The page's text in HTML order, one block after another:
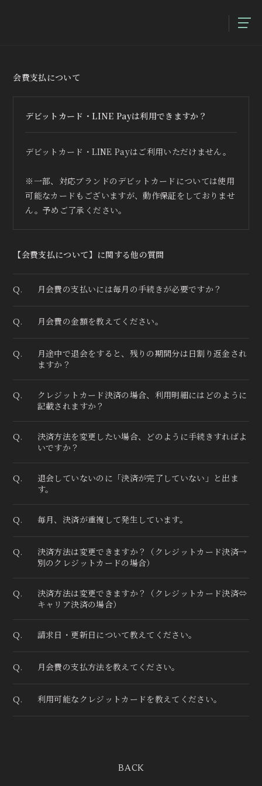
会費支払について
デビットカード・LINE Payは利用できますか？
デビットカード・LINE Payはご利用いただけません。
※一部、対応ブランドのデビットカードについては使用
可能なカードもございますが、動作保証をしておりませ
ん。予めご了承ください。
【会費支払について】に関する他の質問
Q. 月会費の支払いには毎月の手続きが必要ですか？
Q. 月会費の金額を教えてください。
Q.
月途中で退会をすると、残りの期間分は日割り返金され
ますか？
Q.
クレジットカード決済の場合、利用明細にはどのように
記載されますか？
Q.
決済方法を変更したい場合、どのように手続きすればよ
いですか？
Q.
退会していないのに「決済が完了していない」と出ま
す。
Q. 毎月、決済が重複して発生しています。
Q.
決済方法は変更できますか？（クレジットカード決済→
別のクレジットカードの場合）
Q.
決済方法は変更できますか？（クレジットカード決済⇔
キャリア決済の場合）
Q. 請求日・更新日について教えてください。
Q. 月会費の支払方法を教えてください。
Q. 利用可能なクレジットカードを教えてください。
BACK